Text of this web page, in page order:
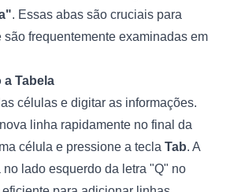
. Essas abas são cruciais para
frequentemente examinadas em
a Tabela
células e digitar as informações.
linha rapidamente no final da
célula e pressione a tecla Tab. A
lado esquerdo da letra "Q" no